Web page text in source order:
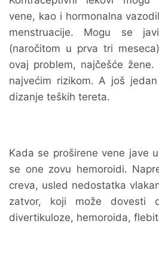
vene, kao i hormonalna
menstruacije. Mogu se
(naročitom u prva tri
ovaj problem, najčešće
najvećim rizikom. A još
dizanje teških tereta.
Kada se proširene vene jave
se one zovu hemoroidi.
creva, usled nedostatka
zatvor, koji može dovesti
divertikuloze, hemoroida,